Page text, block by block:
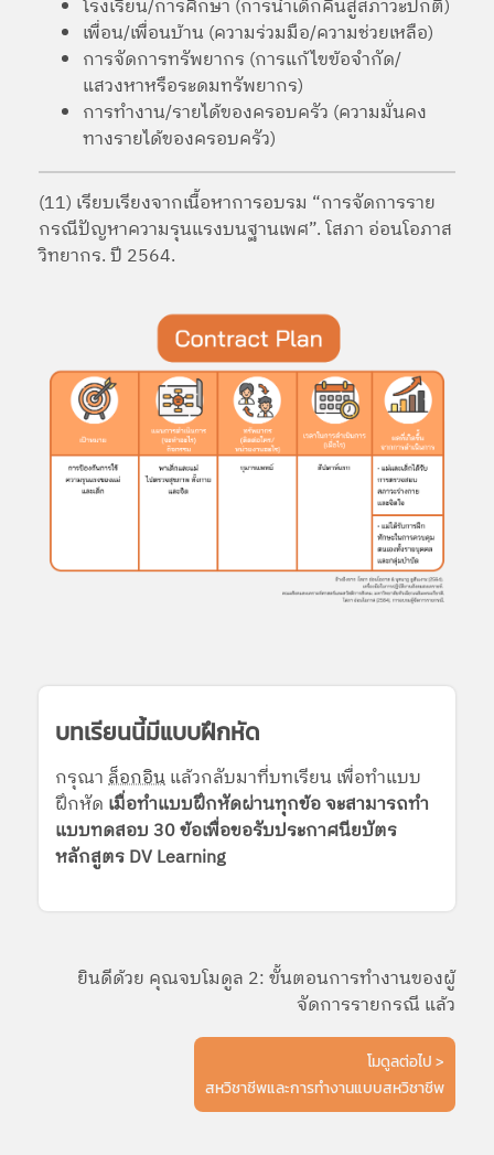
โรงเรียน/การศึกษา (การนำเด็กคืนสู่สภาวะปกติ)
เพื่อน/เพื่อนบ้าน (ความร่วมมือ/ความช่วยเหลือ)
การจัดการทรัพยากร (การแก้ไขข้อจำกัด/
แสวงหาหรือระดมทรัพยากร)
การทำงาน/รายได้ของครอบครัว (ความมั่นคง
ทางรายได้ของครอบครัว)
(11) เรียบเรียงจากเนื้อหาการอบรม “การจัดการราย
กรณีปัญหาความรุนแรงบนฐานเพศ”. โสภา อ่อนโอภาส
วิทยากร. ปี 2564.
บทเรียนนี้มีแบบฝึกหัด
กรุณาล็อกอินแล้วกลับมาที่บทเรียน เพื่อทำแบบ
ฝึกหัด เมื่อทำแบบฝึกหัดผ่านทุกข้อ จะสามารถทำ
แบบทดสอบ 30 ข้อเพื่อขอรับประกาศนียบัตร
หลักสูตร DV Learning
ยินดีด้วย คุณจบโมดูล 2: ขั้นตอนการทำงานของผู้
จัดการรายกรณี แล้ว
โมดูลต่อไป >
สหวิชาชีพและการทำงานแบบสหวิชาชีพ